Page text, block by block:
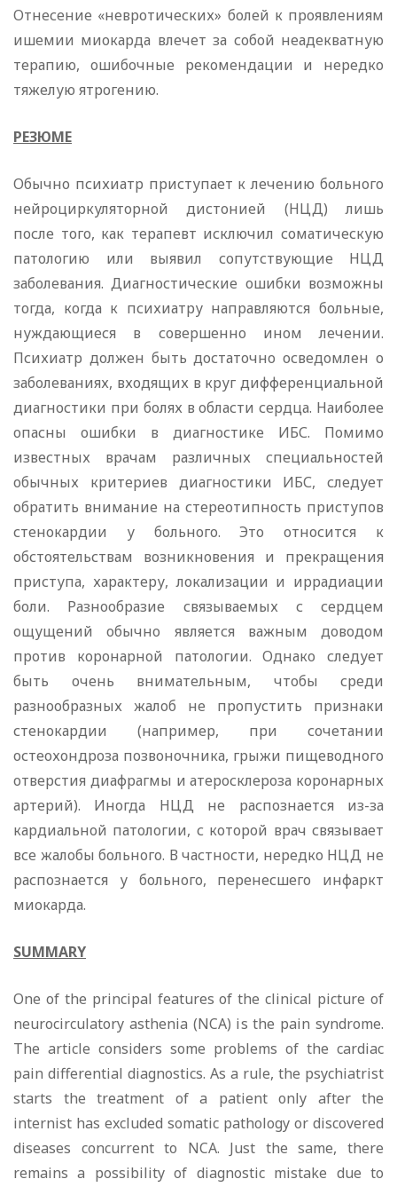
Отнесение «невротических» болей к проявлениям
ишемии миокарда влечет за собой неадекватную
терапию, ошибочные рекомендации и нередко
тяжелую ятрогению.
РЕЗЮМЕ
Обычно психиатр приступает к лечению больного
нейроциркуляторной дистонией (НЦД) лишь
после того, как терапевт исключил соматическую
патологию или выявил сопутствующие НЦД
заболевания. Диагностические ошибки возможны
тогда, когда к психиатру направляются больные,
нуждающиеся в совершенно ином лечении.
Психиатр должен быть достаточно осведомлен о
заболеваниях, входящих в круг дифференциальной
диагностики при болях в области сердца. Наиболее
опасны ошибки в диагностике ИБС. Помимо
известных врачам различных специальностей
обычных критериев диагностики ИБС, следует
обратить внимание на стереотипность приступов
стенокардии у больного. Это относится к
обстоятельствам возникновения и прекращения
приступа, характеру, локализации и иррадиации
боли. Разнообразие связываемых с сердцем
ощущений обычно является важным доводом
против коронарной патологии. Однако следует
быть очень внимательным, чтобы среди
разнообразных жалоб не пропустить признаки
стенокардии (например, при сочетании
остеохондроза позвоночника, грыжи пищеводного
отверстия диафрагмы и атеросклероза коронарных
артерий). Иногда НЦД не распознается из-за
кардиальной патологии, с которой врач связывает
все жалобы больного. В частности, нередко НЦД не
распознается у больного, перенесшего инфаркт
миокарда.
SUMMARY
One of the principal features of the clinical picture of
neurocirculatory asthenia (NCA) is the pain syndrome.
The article considers some problems of the cardiac
pain differential diagnostics. As a rule, the psychiatrist
starts the treatment of a patient only after the
internist has excluded somatic pathology or discovered
diseases concurrent to NCA. Just the same, there
remains a possibility of diagnostic mistake due to